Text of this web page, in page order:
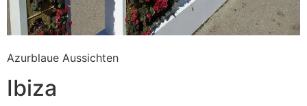
Azurblaue Aussichten
Ibiza